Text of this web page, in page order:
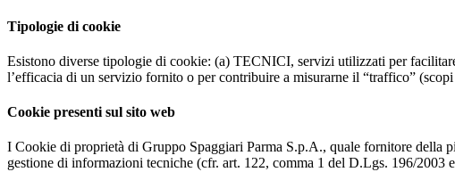
Tipologie di cookie
Esistono diverse tipologie di cookie: (a) TECNICI, servizi utilizzati per
l’efficacia di un servizio fornito o per contribuire a misurarne il “traffico”
Cookie presenti sul sito web
I Cookie di proprietà di Gruppo Spaggiari Parma S.p.A., quale fornitore della
gestione di informazioni tecniche (cfr. art. 122, comma 1 del D.Lgs. 196/2003